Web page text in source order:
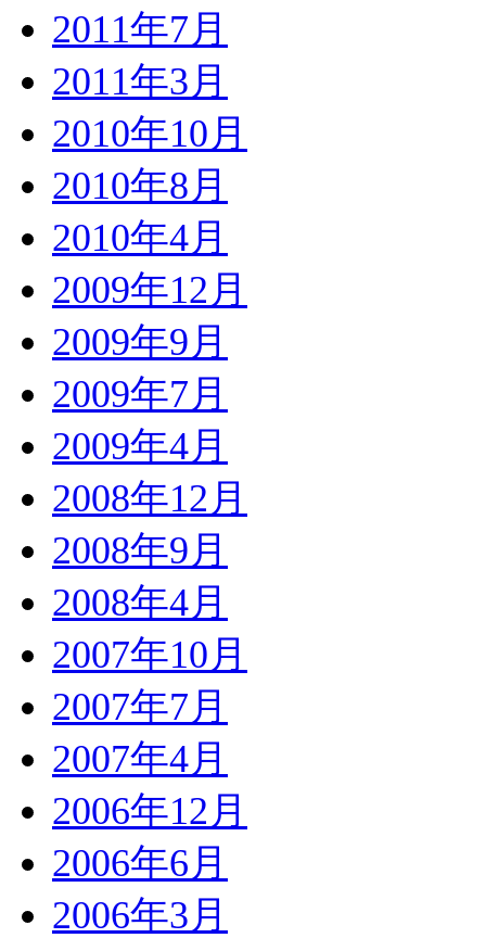
2011年7月
2011年3月
2010年10月
2010年8月
2010年4月
2009年12月
2009年9月
2009年7月
2009年4月
2008年12月
2008年9月
2008年4月
2007年10月
2007年7月
2007年4月
2006年12月
2006年6月
2006年3月